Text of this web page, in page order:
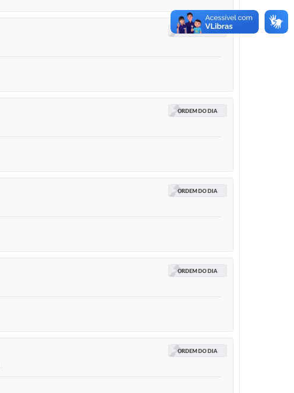
ORDEM DO DIA
ORDEM DO DIA
ORDEM DO DIA
ORDEM DO DIA
ORDEM DO DIA